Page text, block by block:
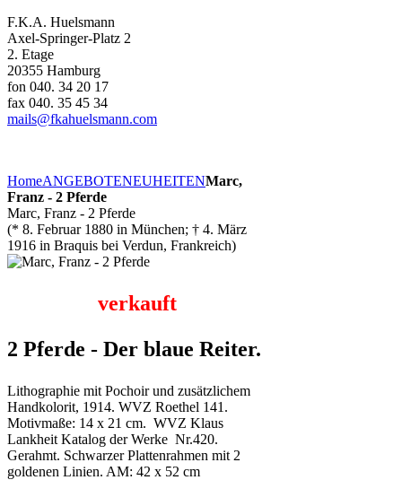
F.K.A. Huelsmann
Axel-Springer-Platz 2
2. Etage
20355 Hamburg
fon 040. 34 20 17
fax 040. 35 45 34
mails@fkahuelsmann.com
HomeANGEBOTENEUHEITENMarc,
Franz - 2 Pferde
Marc, Franz - 2 Pferde
(* 8. Februar 1880 in München; † 4. März
1916 in Braquis bei Verdun, Frankreich)
verkauft
2 Pferde - Der blaue Reiter.
Lithographie mit Pochoir und zusätzlichem
Handkolorit, 1914. WVZ Roethel 141.
Motivmaße: 14 x 21 cm. WVZ Klaus
Lankheit Katalog der Werke Nr.420.
Gerahmt. Schwarzer Plattenrahmen mit 2
goldenen Linien. AM: 42 x 52 cm